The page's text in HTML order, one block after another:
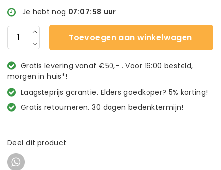
Je hebt nog 07:07:57 uur
Toevoegen aan winkelwagen
Gratis levering vanaf €50,- . Voor 16:00 besteld,
morgen in huis*!
Laagsteprijs garantie. Elders goedkoper? 5% korting!
Gratis retourneren. 30 dagen bedenktermijn!
Deel dit product